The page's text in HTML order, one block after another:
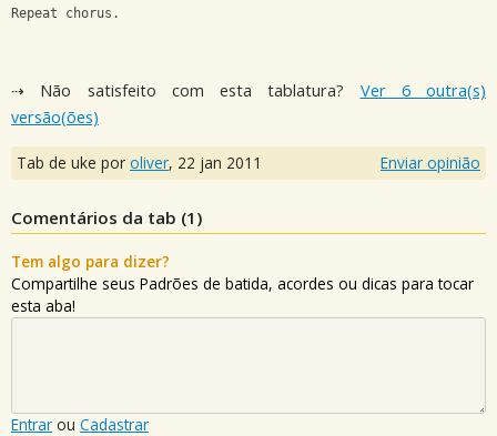
Repeat chorus.
⇢ Não satisfeito com esta tablatura? Ver 6 outra(s)
versão(ões)
Tab de uke por oliver, 22 jan 2011 Enviar opinião
Comentários da tab (1 )
Tem algo para dizer?
Compartilhe seus Padrões de batida, acordes ou dicas para tocar
esta aba!
Entrar ou Cadastrar